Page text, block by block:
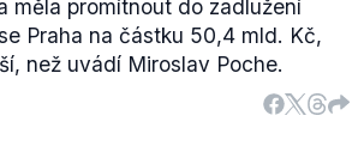
měla promítnout do zadlužení
Praha na částku 50,4 mld. Kč,
než uvádí Miroslav Poche.